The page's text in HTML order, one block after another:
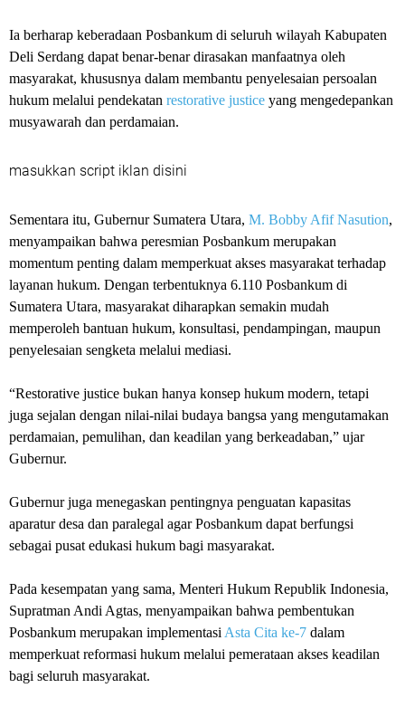
Ia berharap keberadaan Posbankum di seluruh wilayah Kabupaten
Deli Serdang dapat benar-benar dirasakan manfaatnya oleh
masyarakat, khususnya dalam membantu penyelesaian persoalan
hukum melalui pendekatan restorative justice yang mengedepankan
musyawarah dan perdamaian.
masukkan script iklan disini
Sementara itu, Gubernur Sumatera Utara, M. Bobby Afif Nasution,
menyampaikan bahwa peresmian Posbankum merupakan
momentum penting dalam memperkuat akses masyarakat terhadap
layanan hukum. Dengan terbentuknya 6.110 Posbankum di
Sumatera Utara, masyarakat diharapkan semakin mudah
memperoleh bantuan hukum, konsultasi, pendampingan, maupun
penyelesaian sengketa melalui mediasi.
“Restorative justice bukan hanya konsep hukum modern, tetapi
juga sejalan dengan nilai-nilai budaya bangsa yang mengutamakan
perdamaian, pemulihan, dan keadilan yang berkeadaban,” ujar
Gubernur.
Gubernur juga menegaskan pentingnya penguatan kapasitas
aparatur desa dan paralegal agar Posbankum dapat berfungsi
sebagai pusat edukasi hukum bagi masyarakat.
Pada kesempatan yang sama, Menteri Hukum Republik Indonesia,
Supratman Andi Agtas, menyampaikan bahwa pembentukan
Posbankum merupakan implementasi Asta Cita ke-7 dalam
memperkuat reformasi hukum melalui pemerataan akses keadilan
bagi seluruh masyarakat.